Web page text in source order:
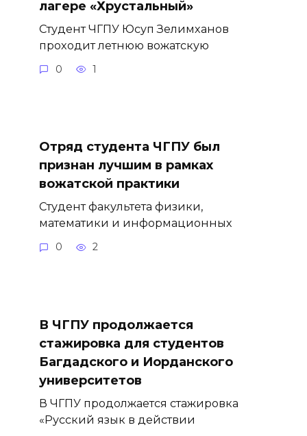
лагере «Хрустальный»
Студент ЧГПУ Юсуп Зелимханов
проходит летнюю вожатскую
0 1
Отряд студента ЧГПУ был
признан лучшим в рамках
вожатской практики
Студент факультета физики,
математики и информационных
0 2
В ЧГПУ продолжается
стажировка для студентов
Багдадского и Иорданского
университетов
В ЧГПУ продолжается стажировка
«Русский язык в действии